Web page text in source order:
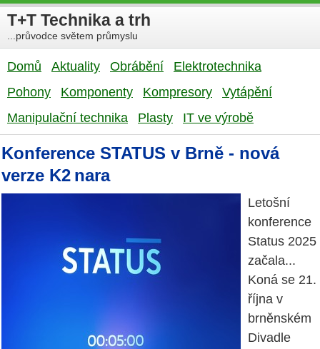
T+T Technika a trh
...průvodce světem průmyslu
Domů Aktuality Obrábění
Elektrotechnika
Pohony
Komponenty Kompresory
Vytápění
Manipulační technika
Plasty IT ve výrobě
Konference STATUS v Brně - nová
verze K2 nara
Letošní
konference
Status 2025
začala...
Koná se 21.
října v
brněnském
Divadle